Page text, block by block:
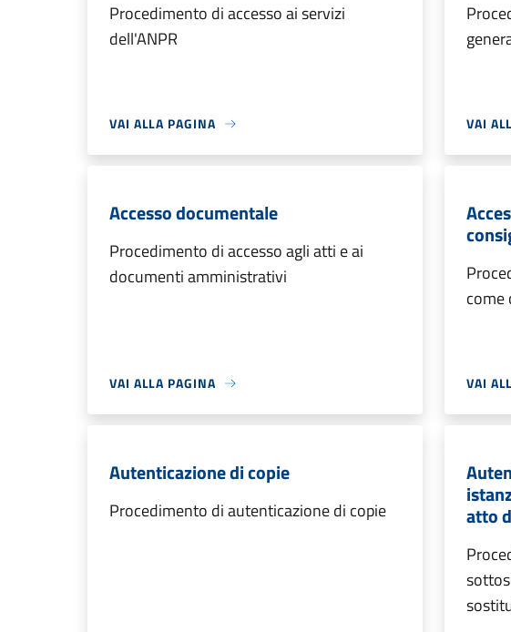
Procedimento di accesso ai servizi
dell'ANPR
VAI ALLA PAGINA VAI
Accesso documentale
Procedimento di accesso agli atti e ai
documenti amministrativi
VAI ALLA PAGINA
come
VAI
Autenticazione di copie
Procedimento di autenticazione di copie atto